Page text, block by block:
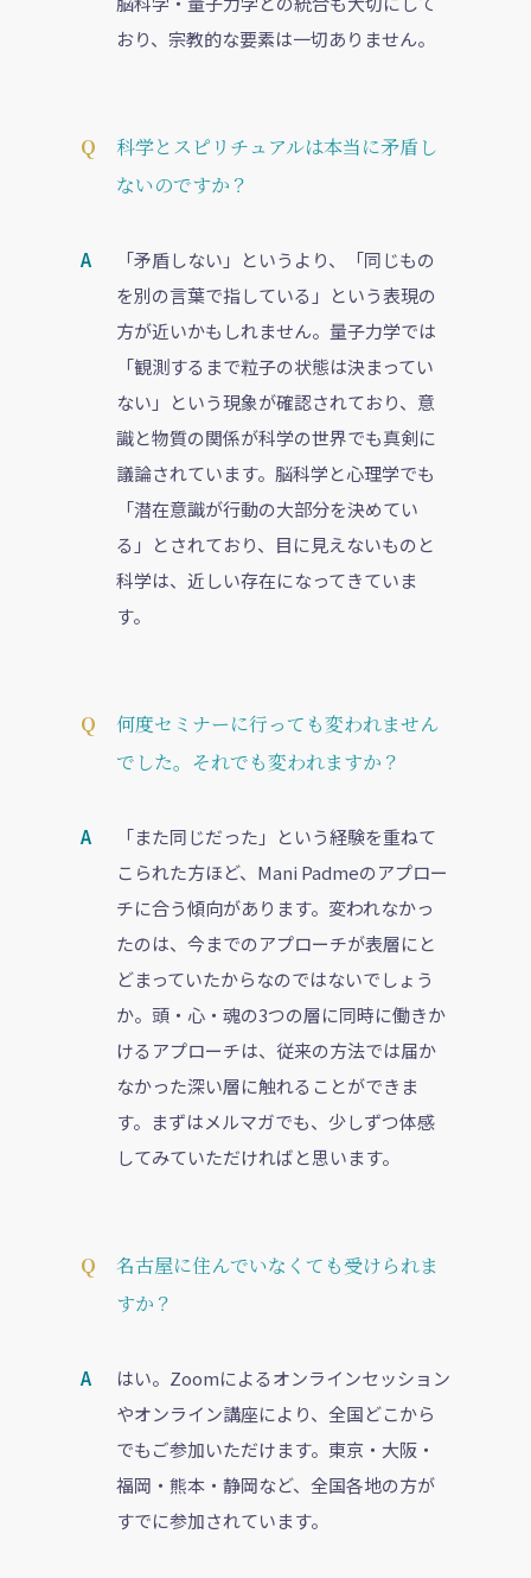
おり、宗教的な要素は一切ありません。
科学とスピリチュアルは本当に矛盾し
ないのですか？
「矛盾しない」というより、「同じもの
を別の言葉で指している」という表現の
方が近いかもしれません。量子力学では
「観測するまで粒子の状態は決まってい
ない」という現象が確認されており、意
識と物質の関係が科学の世界でも真剣に
議論されています。脳科学と心理学でも
「潜在意識が行動の大部分を決めてい
る」とされており、目に見えないものと
科学は、近しい存在になってきていま
す。
何度セミナーに行っても変われません
でした。それでも変われますか？
「また同じだった」という経験を重ねて
こられた方ほど、Mani Padmeのアプロー
チに合う傾向があります。変われなかっ
たのは、今までのアプローチが表層にと
どまっていたからなのではないでしょう
か。頭・心・魂の3つの層に同時に働きか
けるアプローチは、従来の方法では届か
なかった深い層に触れることができま
す。まずはメルマガでも、少しずつ体感
してみていただければと思います。
名古屋に住んでいなくても受けられま
すか？
はい。Zoomによるオンラインセッション
やオンライン講座により、全国どこから
でもご参加いただけます。東京・大阪・
福岡・熊本・静岡など、全国各地の方が
すでに参加されています。